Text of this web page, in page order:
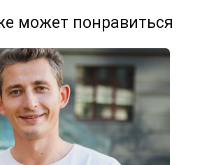
может понравиться